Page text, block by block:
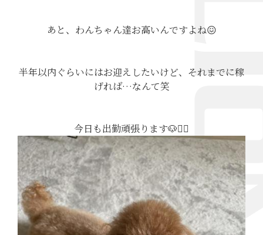
あと、わんちゃん達お高いんですよね😖
半年以内ぐらいにはお迎えしたいけど、それまでに稼
げれば…なんて笑
今日も出勤頑張ります🐶❤️‍🔥